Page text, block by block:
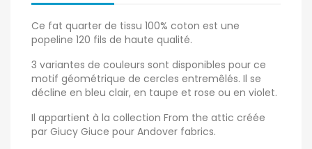
Ce fat quarter de tissu 100% coton est une
popeline 120 fils de haute qualité.
3 variantes de couleurs sont disponibles pour ce
motif géométrique de cercles entremêlés. Il se
décline en bleu clair, en taupe et rose ou en violet.
Il appartient à la collection From the attic créée
par Giucy Giuce pour Andover fabrics.